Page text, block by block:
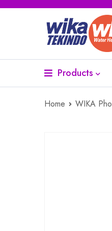
Products
Home WIKA